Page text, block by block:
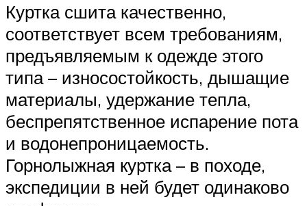
Куртка сшита качественно,
соответствует всем требованиям,
предъявляемым к одежде этого
типа – износостойкость, дышащие
материалы, удержание тепла,
беспрепятственное испарение пота
и водонепроницаемость.
Горнолыжная куртка – в походе,
экспедиции в ней будет одинаково